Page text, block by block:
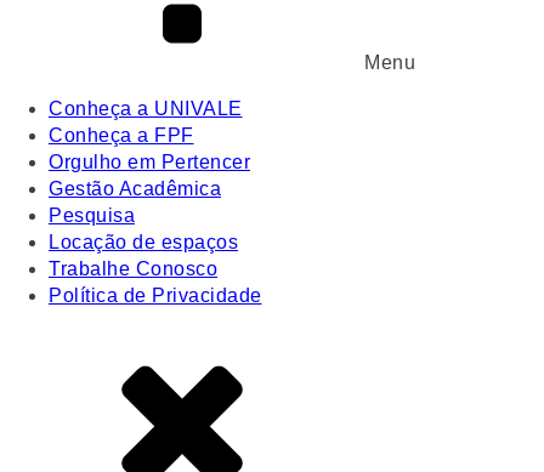
Menu
Conheça a UNIVALE
Conheça a FPF
Orgulho em Pertencer
Gestão Acadêmica
Pesquisa
Locação de espaços
Trabalhe Conosco
Política de Privacidade